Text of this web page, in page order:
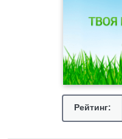
Рейтинг: